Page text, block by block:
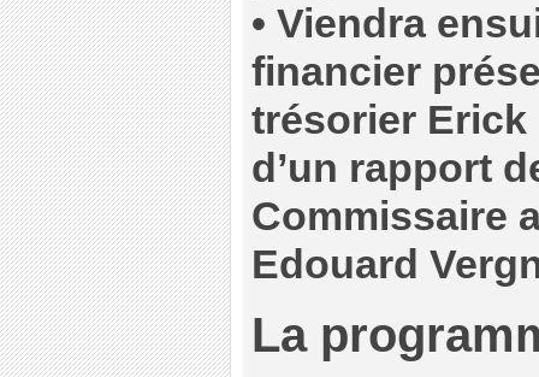
• Viendra
financier
trésorier Erick
d’un rapport
Commissaire
Edouard
La